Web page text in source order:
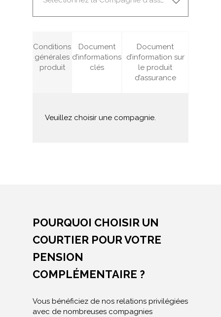
Conditions
générales
produit
Document
d’informations
clés
Document
d’information sur
le produit
d’assurance
Veuillez choisir une compagnie.
POURQUOI CHOISIR UN
COURTIER POUR VOTRE
PENSION
COMPLÉMENTAIRE ?
Vous bénéficiez de nos relations privilégiées
avec de nombreuses compagnies